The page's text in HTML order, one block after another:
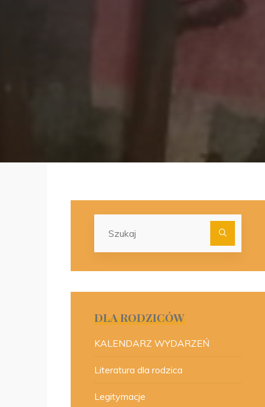
DLA RODZICÓW
KALENDARZ WYDARZEŃ
Literatura dla rodzica
Legitymacje